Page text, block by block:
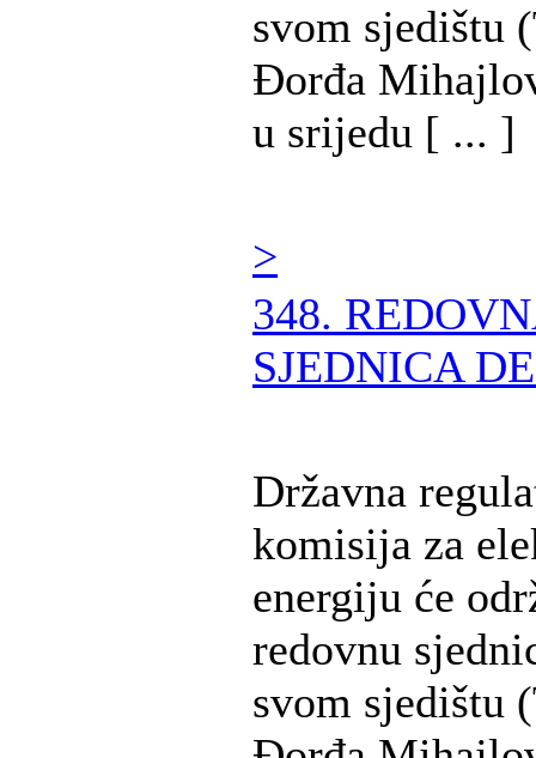
svom sjedištu
Đorđa
u srijedu [ ... ]
>
348.
SJEDNICA
Državna
komisija za
energiju će
redovnu
svom sjedištu